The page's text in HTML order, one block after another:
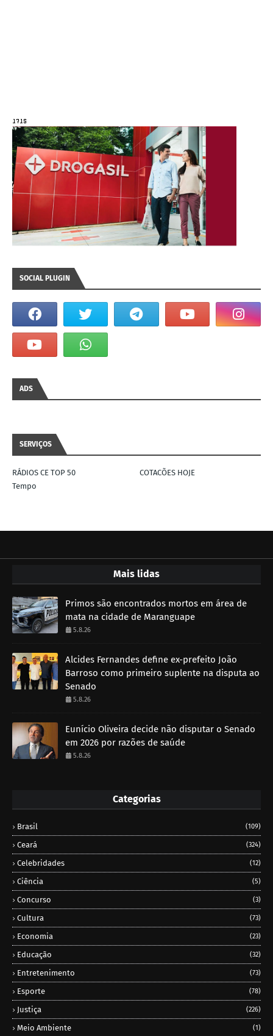
SOCIAL PLUGIN
ADS
SERVIÇOS
RÁDIOS CE TOP 50
COTACÕES HOJE
Tempo
Mais lidas
Primos são encontrados mortos em área de
mata na cidade de Maranguape
5.8.26
Alcides Fernandes define ex-prefeito João
Barroso como primeiro suplente na disputa ao
Senado
5.8.26
Eunício Oliveira decide não disputar o Senado
em 2026 por razões de saúde
5.8.26
Categorias
Brasil (109)
Ceará (324)
Celebridades (12)
Ciência (5)
Concurso (3)
Cultura (73)
Economia (23)
Educação (32)
Entretenimento (73)
Esporte (78)
Justiça (226)
Meio Ambiente (1)